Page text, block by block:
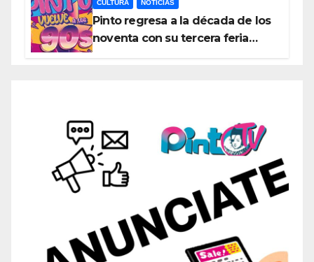
CULTURA NOTICIAS
Pinto regresa a la década de los
noventa con su tercera feria